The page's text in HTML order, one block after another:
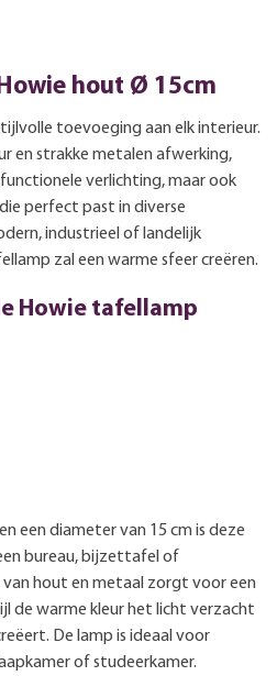
hout Ø 15cm
toevoeging aan elk interieur.
en strakke metalen afwerking,
verlichting, maar ook
perfect past in diverse
industrieel of landelijk
zal een warme sfeer creëren.
Howie tafellamp
een diameter van 15 cm is deze
bureau, bijzettafel of
hout en metaal zorgt voor een
de warme kleur het licht verzacht
De lamp is ideaal voor
of studeerkamer.